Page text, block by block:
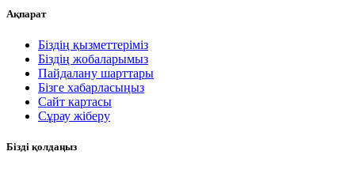
Ақпарат
Біздің қызметтеріміз
Біздің жобаларымыз
Пайдалану шарттары
Бізге хабарласыңыз
Сайт картасы
Сұрау жіберу
Бізді қолдаңыз